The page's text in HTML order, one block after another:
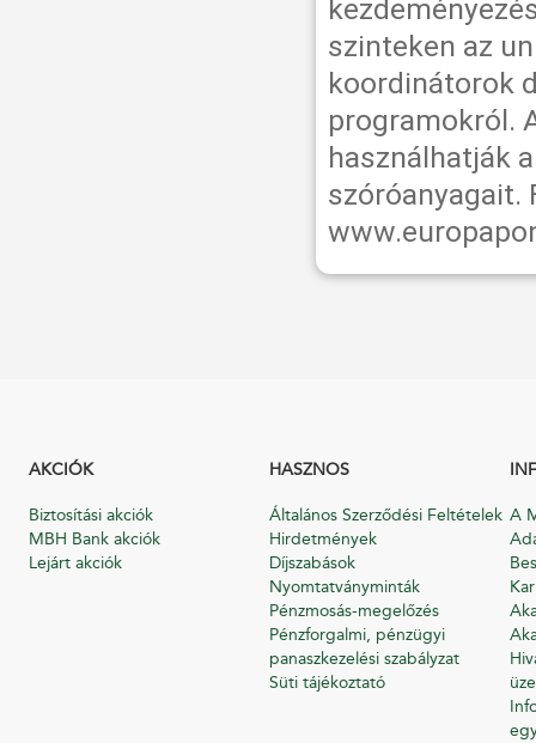
szinteken az
koordinátorok
programokról.
használhatják
szóróanyagait.
AKCIÓK
Biztosítási akciók
MBH Bank akciók
Lejárt akciók
HASZNOS
Általános Szerződési Feltételek
Hirdetmények
Díjszabások
Nyomtatványminták
Pénzmosás-megelőzés
Pénzforgalmi, pénzügyi
panaszkezelési szabályzat
Süti tájékoztató
A